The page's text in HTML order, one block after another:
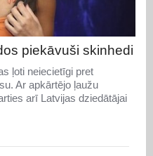
piekāvuši skinhedi
ļoti neiecietīgi pret
Ar apkārtējo ļaužu
arī Latvijas dziedātājai